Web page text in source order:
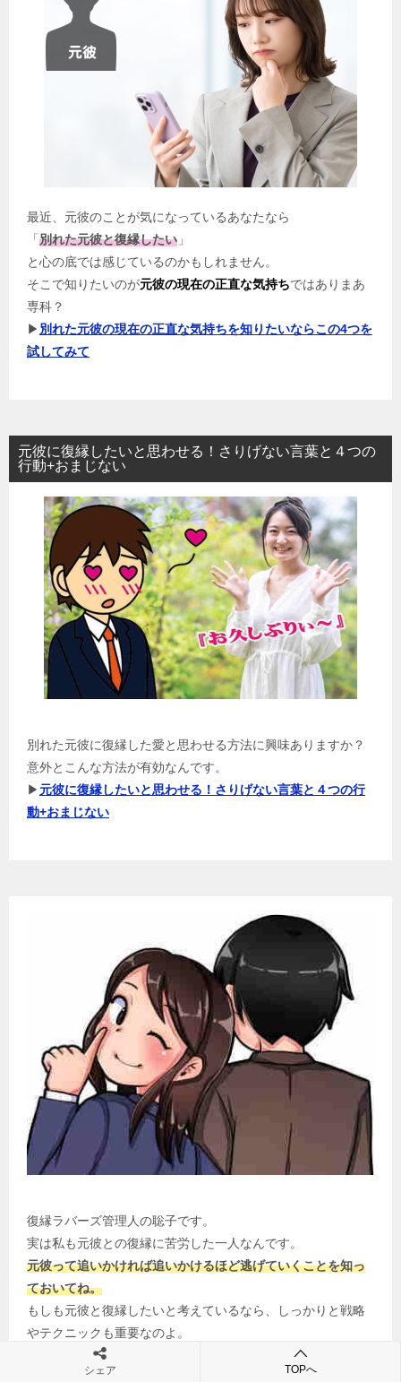
最近、元彼のことが気になっているあなたなら
「 別れた元彼と復縁したい 」
と心の底では感じているのかもしれません。
そこで知りたいのが元彼の現在の正直な気持ちではありまあ
専科？
▶ 別れた元彼の現在の正直な気持ちを知りたいならこの4つを
試してみて
元彼に復縁したいと思わせる！さりげない言葉と４つの
行動+おまじない
別れた元彼に復縁した愛と思わせる方法に興味ありますか？
意外とこんな方法が有効なんです。
▶ 元彼に復縁したいと思わせる！さりげない言葉と４つの行
動+おまじない
復縁ラバーズ管理人の聡子です。
実は私も元彼との復縁に苦労した一人なんです。
元彼って追いかければ追いかけるほど逃げていくことを知っ
ておいてね。
もしも元彼と復縁したいと考えているなら、しっかりと戦略
やテクニックも重要なのよ。
シェア TOPへ